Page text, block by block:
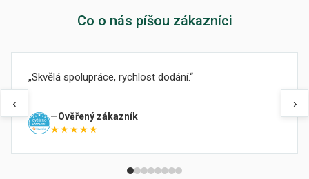
Co o nás píšou zákazníci
‹
Skvělá spolupráce, rychlost dodání.
Ověřený zákazník
★★★★★
›